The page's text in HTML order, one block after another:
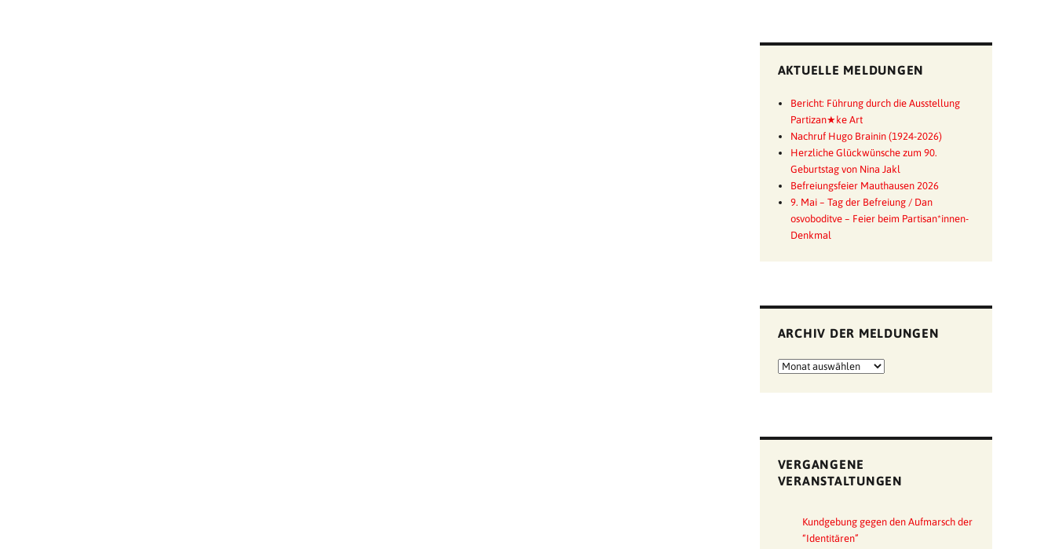
AKTUELLE MELDUNGEN
Bericht: Führung durch die Ausstellung
Partizan★ke Art
Nachruf Hugo Brainin (1924-2026)
Herzliche Glückwünsche zum 90.
Geburtstag von Nina Jakl
Befreiungsfeier Mauthausen 2026
9. Mai – Tag der Befreiung / Dan
osvoboditve – Feier beim Partisan*innen-
Denkmal
ARCHIV DER MELDUNGEN
Archiv
VERGANGENE
VERANSTALTUNGEN
Kundgebung gegen den Aufmarsch der
“Identitären”